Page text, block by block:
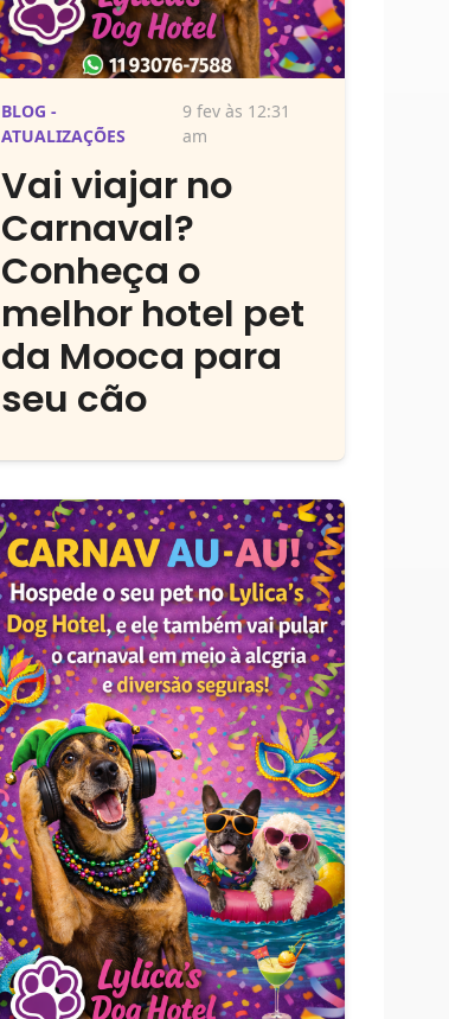
BLOG -
ATUALIZAÇÕES
9 fev às 12:31
am
Vai viajar no
Carnaval?
Conheça o
melhor hotel pet
da Mooca para
seu cão